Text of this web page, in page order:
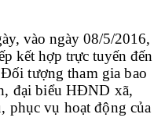
vào ngày 08/5/2016,
kết hợp trực tuyến đến
Đối tượng tham gia bao
đại biểu HĐND xã,
phục vụ hoạt động của